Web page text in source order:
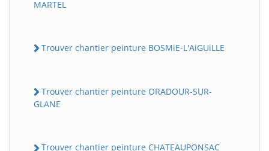
MARTEL
Trouver chantier peinture BOSMiE-L'AiGUiLLE
Trouver chantier peinture ORADOUR-SUR-
GLANE
Trouver chantier peinture CHATEAUPONSAC